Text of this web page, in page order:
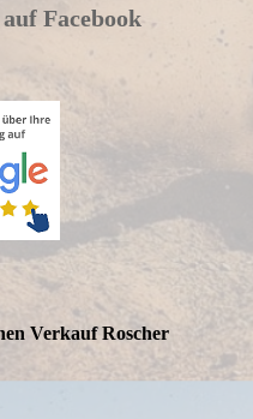
Facebook
Verkauf Roscher